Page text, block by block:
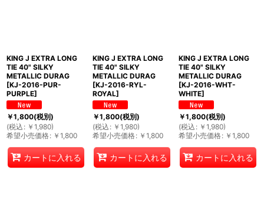
KING J EXTRA LONG
TIE 40" SILKY
METALLIC DURAG
[KJ-2016-PUR-
PURPLE]
￥1,800(税別)
(税込 : ￥ 1,980)
希望小売価格: ￥ 1,800
カートに入れる
KING J EXTRA LONG
TIE 40" SILKY
METALLIC DURAG
[KJ-2016-RYL-
ROYAL]
￥1,800(税別)
(税込 : ￥ 1,980)
希望小売価格: ￥ 1,800
カートに入れる
KING J EXTRA LONG
TIE 40" SILKY
METALLIC DURAG
[KJ-2016-WHT-
WHITE]
￥1,800(税別)
(税込 : ￥ 1,980)
希望小売価格: ￥ 1,800
カートに入れる